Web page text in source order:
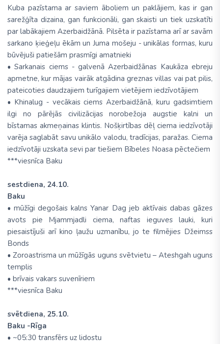
Kuba pazīstama ar saviem āboliem un paklājiem, kas ir gan
sarežģīta dizaina, gan funkcionāli, gan skaisti un tiek uzskatīti
par labākajiem Azerbaidžānā. Pilsēta ir pazīstama arī ar savām
sarkano ķieģeļu ēkām un Juma mošeju - unikālas formas, kuru
būvējuši patiešām prasmīgi amatnieki
• Sarkanais ciems - galvenā Azerbaidžānas Kaukāza ebreju
apmetne, kur mājas vairāk atgādina greznas villas vai pat pilis,
pateicoties daudzajiem turīgajiem vietējiem iedzīvotājiem
• Khinalug - vecākais ciems Azerbaidžānā, kuru gadsimtiem
ilgi no pārējās civilizācijas norobežoja augstie kalni un
bīstamas akmeņainas klintis. Nošķirtības dēļ ciema iedzīvotāji
varēja saglabāt savu unikālo valodu, tradīcijas, paražas. Ciema
iedzīvotāji uzskata sevi par tiešiem Bībeles Noasa pēctečiem
***viesnīca Baku
sestdiena, 24.10.
Baku
• mūžīgi degošais kalns Yanar Dag jeb aktīvais dabas gāzes
avots pie Mjammjadli ciema, naftas ieguves lauki, kuri
piesaistījuši arī kino ļaužu uzmanību, jo te filmējies Džeimss
Bonds
• Zoroastrisma un mūžīgās uguns svētvietu – Ateshgah uguns
templis
• brīvais vakars suvenīriem
***viesnīca Baku
svētdiena, 25.10.
Baku -Rīga
• ~05:30 transfērs uz lidostu